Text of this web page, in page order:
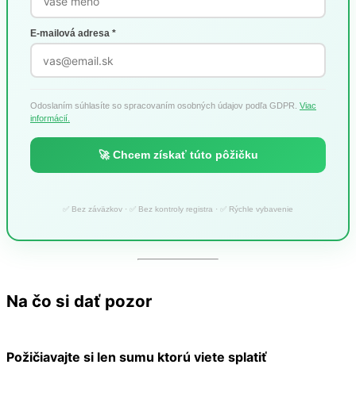
E-mailová adresa *
Odoslaním súhlasíte so spracovaním osobných údajov podľa GDPR. Viac
informácií.
🚀 Chcem získať túto pôžičku
✅ Bez záväzkov · ✅ Bez kontroly registra · ✅ Rýchle vybavenie
Na čo si dať pozor
Požičiavajte si len sumu ktorú viete splatiť